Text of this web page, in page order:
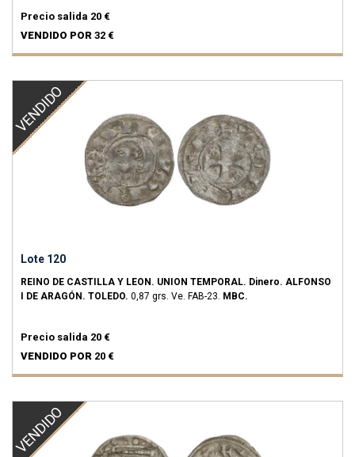
Precio salida 20 €
VENDIDO POR 32 €
VENDIDO
Lote 120
REINO DE CASTILLA Y LEON. UNION TEMPORAL. Dinero. ALFONSO
I DE ARAGÓN. TOLEDO. 0,87 grs. Ve. FAB-23. MBC.
Precio salida 20 €
VENDIDO POR 20 €
VENDIDO